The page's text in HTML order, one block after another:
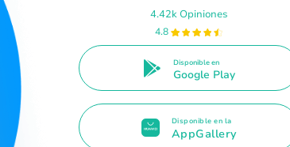
4.42k Opiniones
4.8
Disponible en
Google Play
Disponible en la
AppGallery